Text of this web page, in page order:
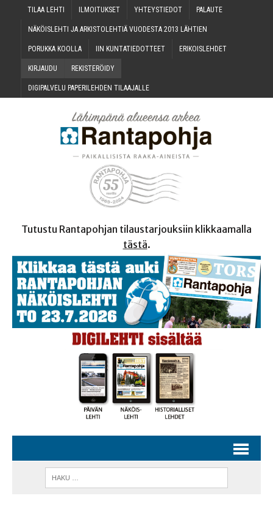
TILAA LEH­TI ILMOI­TUK­SET YHTEYS­TIE­DOT PALAU­TE
NÄKÖIS­LEH­TI JA ARKIS­TO­LEH­TIÄ VUO­DES­TA 2013 LÄHTIEN
PORUK­KA KOOLLA IIN KUN­TA­TIE­DOT­TEET ERI­KOIS­LEH­DET
KIR­JAU­DU REKIS­TE­RÖI­DY
DIGI­PAL­VE­LU PAPE­RI­LEH­DEN TILAAJALLE
Tutustu Rantapohjan tilaustarjouksiin klikkaamalla
tästä.